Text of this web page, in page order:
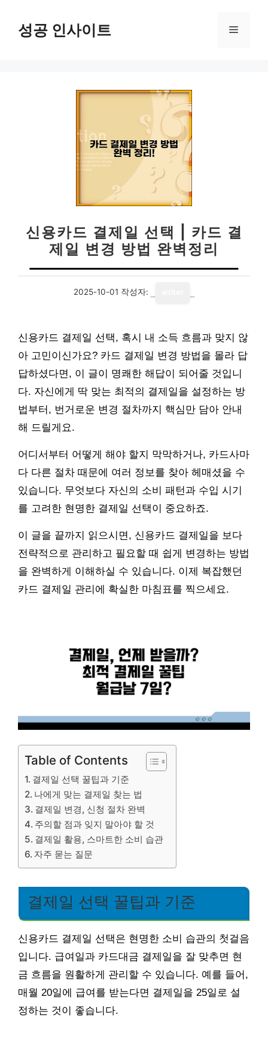
성공 인사이트 메
신용카드 결제일 선택 | 카드 결
제일 변경 방법 완벽정리
2025-10-01 작성자:
신용카드 결제일 선택, 혹시 내 소득 흐름과 맞지 않
아 고민이신가요? 카드 결제일 변경 방법을 몰라 답
답하셨다면, 이 글이 명쾌한 해답이 되어줄 것입니
다. 자신에게 딱 맞는 최적의 결제일을 설정하는 방
법부터, 번거로운 변경 절차까지 핵심만 담아 안내
해 드릴게요.
어디서부터 어떻게 해야 할지 막막하거나, 카드사마
다 다른 절차 때문에 여러 정보를 찾아 헤매셨을 수
있습니다. 무엇보다 자신의 소비 패턴과 수입 시기
를 고려한 현명한 결제일 선택이 중요하죠.
이 글을 끝까지 읽으시면, 신용카드 결제일을 보다
전략적으로 관리하고 필요할 때 쉽게 변경하는 방법
을 완벽하게 이해하실 수 있습니다. 이제 복잡했던
카드 결제일 관리에 확실한 마침표를 찍으세요.
Table of Contents
결제일 선택 꿀팁과 기준
나에게 맞는 결제일 찾는 법
결제일 변경, 신청 절차 완벽
주의할 점과 잊지 말아야 할 것
결제일 활용, 스마트한 소비 습관
자주 묻는 질문
결제일 선택 꿀팁과 기준
신용카드 결제일 선택은 현명한 소비 습관의 첫걸음
입니다. 급여일과 카드대금 결제일을 잘 맞추면 현
금 흐름을 원활하게 관리할 수 있습니다. 예를 들어,
매월 20일에 급여를 받는다면 결제일을 25일로 설
정하는 것이 좋습니다.